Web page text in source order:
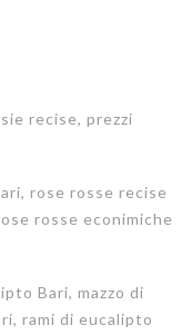
recise, prezzi
rose rosse recise
rosse econimiche
Bari, mazzo di
rami di eucalipto